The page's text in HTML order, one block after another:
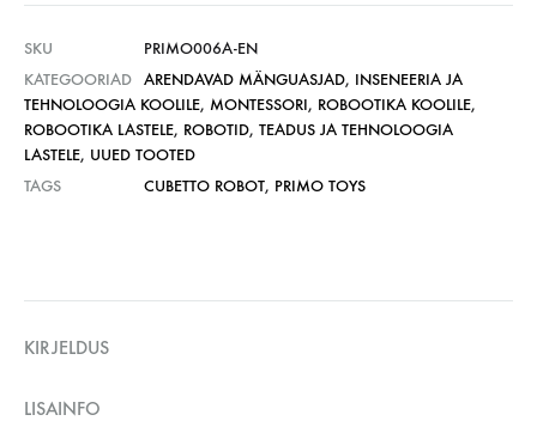
SKU
PRIMO006A-EN
KATEGOORIAD ARENDAVAD MÄNGUASJAD, INSENEERIA JA
TEHNOLOOGIA KOOLILE, MONTESSORI, ROBOOTIKA KOOLILE,
ROBOOTIKA LASTELE, ROBOTID, TEADUS JA TEHNOLOOGIA
LASTELE, UUED TOOTED
TAGS
CUBETTO ROBOT, PRIMO TOYS
KIRJELDUS
LISAINFO